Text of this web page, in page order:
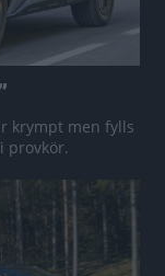
krympt men fylls
provkör.